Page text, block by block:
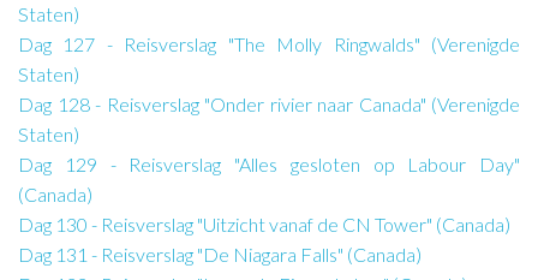
Staten)
Dag 127 - Reisverslag "The Molly Ringwalds" (Verenigde
Staten)
Dag 128 - Reisverslag "Onder rivier naar Canada" (Verenigde
Staten)
Dag 129 - Reisverslag "Alles gesloten op Labour Day"
(Canada)
Dag 130 - Reisverslag "Uitzicht vanaf de CN Tower" (Canada)
Dag 131 - Reisverslag "De Niagara Falls" (Canada)